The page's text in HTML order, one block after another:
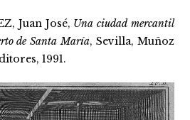
Juan José, Una ciudad mercantil
de Santa María, Sevilla, Muñoz
1991.